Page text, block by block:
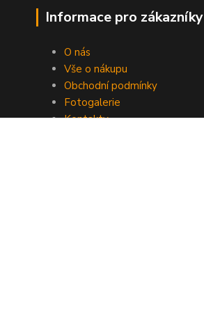
Informace pro zákazníky
O nás
Vše o nákupu
Obchodní podmínky
Fotogalerie
Kontakty